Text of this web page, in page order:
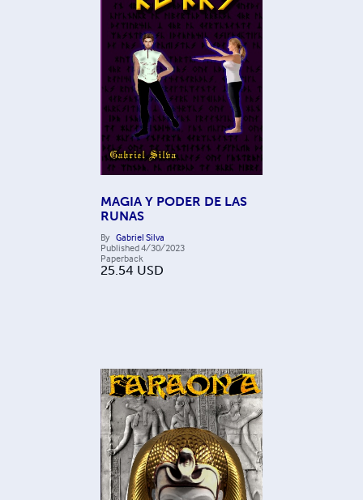
MAGIA Y PODER DE LAS
RUNAS
By Gabriel Silva
Published4/30/2023
Paperback
25.54 USD